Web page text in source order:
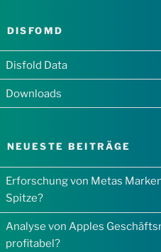
DISFOMD
Disfold Data
Downloads
NEUESTE BEITRÄGE
Erforschung von Metas
Spitze?
Analyse von Apples
profitabel?